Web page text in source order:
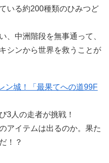
いる約200種類のひみつど
、中洲階段を無事通って、
シンから世界を救うことが
ン城！「最果てへの道99F
3人の走者が挑戦！
アイテムは出るのか。果た
！？